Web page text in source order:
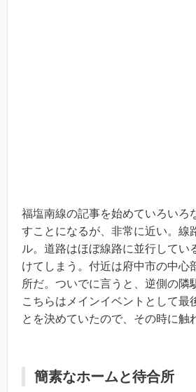
福塩南線の記事を始めていろいろ
すことになるが、非常に近い。線
ル。道路はほぼ線路に並行してい
けてしまう。付近は府中市の中心
所だ。ついでに言うと、逆側の隣
こちらはメインイベントとして最
とを決めていたので、その時に触
簡素なホームと待合所